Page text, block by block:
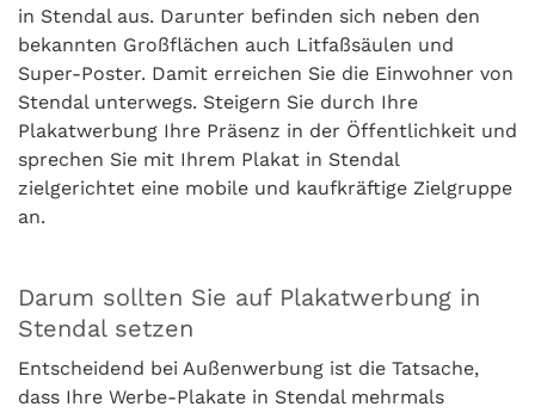
in Stendal aus. Darunter befinden sich neben den
bekannten Großflächen auch Litfaßsäulen und
Super-Poster. Damit erreichen Sie die Einwohner von
Stendal unterwegs. Steigern Sie durch Ihre
Plakatwerbung Ihre Präsenz in der Öffentlichkeit und
sprechen Sie mit Ihrem Plakat in Stendal
zielgerichtet eine mobile und kaufkräftige Zielgruppe
an.
Darum sollten Sie auf Plakatwerbung in
Stendal setzen
Entscheidend bei Außenwerbung ist die Tatsache,
dass Ihre Werbe-Plakate in Stendal mehrmals